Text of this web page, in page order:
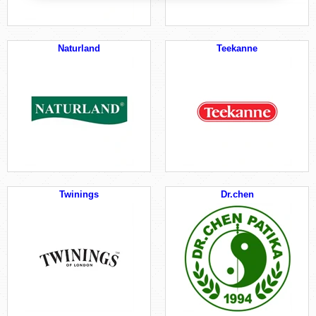
Naturland Teekanne
Twinings Dr.chen